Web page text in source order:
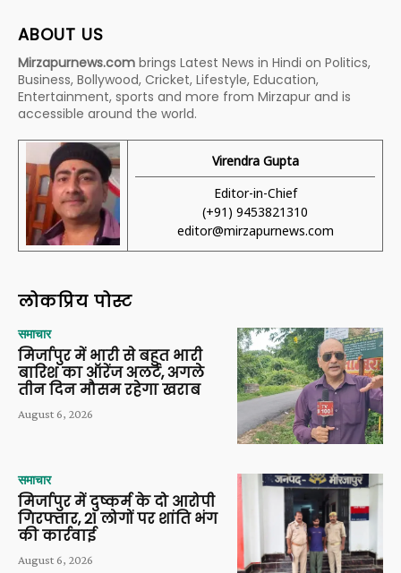
ABOUT US
Mirzapurnews.com brings Latest News in Hindi on Politics,
Business, Bollywood, Cricket, Lifestyle, Education,
Entertainment, sports and more from Mirzapur and is
accessible around the world.
Virendra Gupta
Editor-in-Chief
(+91) 9453821310
editor@mirzapurnews.com
लोकप्रिय पोस्ट
समाचार
मिर्जापुर में भारी से बहुत भारी
बारिश का ऑरेंज अलर्ट, अगले
तीन दिन मौसम रहेगा खराब
August 6, 2026
समाचार
मिर्जापुर में दुष्कर्म के दो आरोपी
गिरफ्तार, 21 लोगों पर शांति भंग
की कार्रवाई
August 6, 2026